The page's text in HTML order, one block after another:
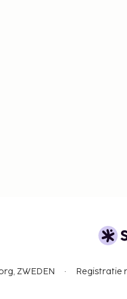
ZWEDEN Registratie